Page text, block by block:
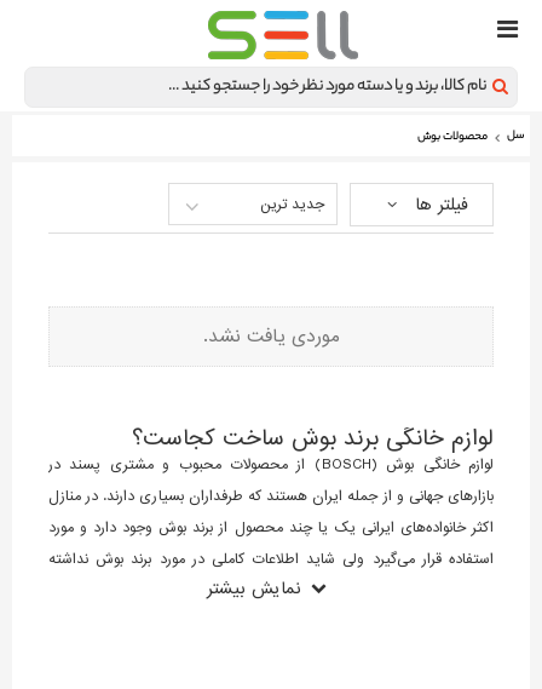
سل محصولات بوش
فیلتر ها جدید ترین
موردی یافت نشد.
لوازم خانگی برند بوش ساخت کجاست؟
لوازم خانگی بوش (BOSCH) از محصولات محبوب و مشتری پسند در
بازارهای جهانی و از جمله ایران هستند که طرفداران بسیاری دارند. در منازل
اکثر خانواده‌های ایرانی یک یا چند محصول از برند بوش وجود دارد و مورد
استفاده قرار می‌گیرد ولی شاید اطلاعات کاملی در مورد برند بوش نداشته
باشند و ندانند که لوازم خانگی برند بوش ساخت کدام کشور است.
نمایش بیشتر